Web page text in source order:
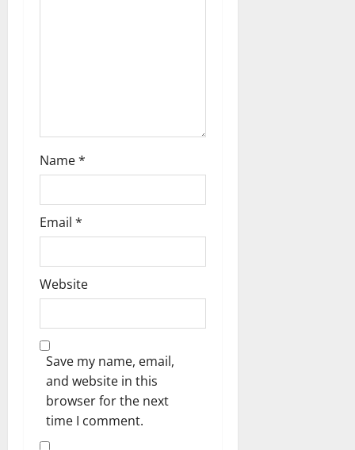
Name*
Email *
Website
Save my name, email,
and website in this
browser for the next
time I comment.